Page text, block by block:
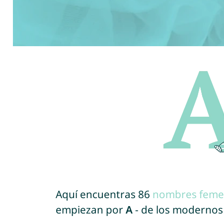
Aquí encuentras 86 nombres
empiezan porA- de los modernos